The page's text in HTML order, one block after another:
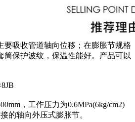
要吸收管道轴向位移；在膨胀节规格
筒保护波纹，保温性能好。产品可以
，工作压力为0.6MPa(6kg/cm2)
的轴向外压式膨胀节。